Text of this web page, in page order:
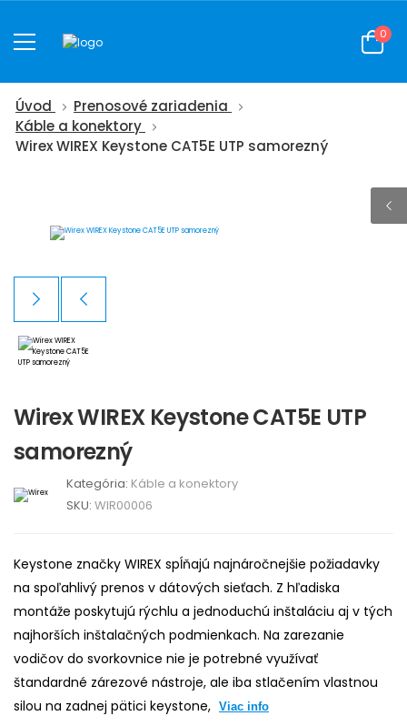
0
Úvod
Prenosové zariadenia
Káble a konektory
Wirex WIREX Keystone CAT5E UTP samorezný
Wirex WIREX Keystone CAT5E UTP
samorezný
Kategória: Káble a konektory
SKU: WIR00006
Keystone značky WIREX spĺňajú najnáročnejšie požiadavky
na spoľahlivý prenos v dátových sieťach. Z hľadiska
montáže poskytujú rýchlu a jednoduchú inštaláciu aj v tých
najhorších inštalačných podmienkach. Na zarezanie
vodičov do svorkovnice nie je potrebné využívať
štandardné zárezové nástroje, ale iba stlačením vlastnou
silou na zadnej pätici keystone, Viac info